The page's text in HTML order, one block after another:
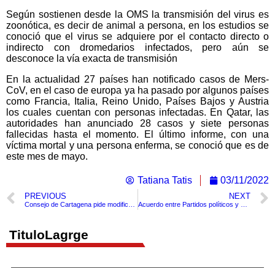
Según sostienen desde la OMS la transmisión del virus es
zoonótica, es decir de animal a persona, en los estudios se
conoció que el virus se adquiere por el contacto directo o
indirecto con dromedarios infectados, pero aún se
desconoce la vía exacta de transmisión
En la actualidad 27 países han notificado casos de Mers-
CoV, en el caso de europa ya ha pasado por algunos países
como Francia, Italia, Reino Unido, Países Bajos y Austria
los cuales cuentan con personas infectadas. En Qatar, las
autoridades han anunciado 28 casos y siete personas
fallecidas hasta el momento. El último informe, con una
víctima mortal y una persona enferma, se conoció que es de
este mes de mayo.
Tatiana Tatis 03/11/2022
PREVIOUS NEXT
TituloLagrge